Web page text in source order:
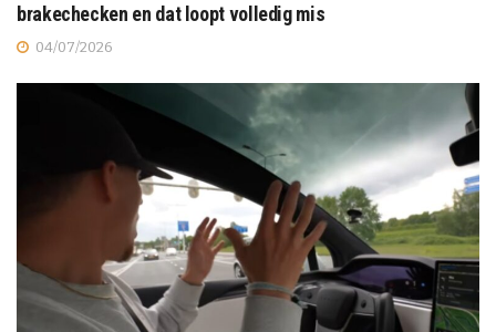
brakechecken en dat loopt volledig mis
04/07/2026